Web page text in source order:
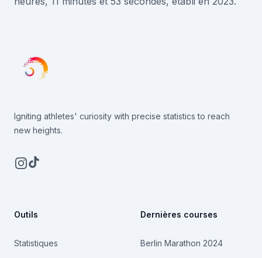
Igniting athletes' curiosity with precise statistics to reach
new heights.
Instagram
TikTok
Outils
Statistiques
Dernières courses
Berlin Marathon 2024